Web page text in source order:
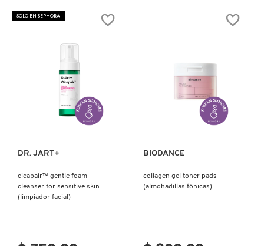
KÉRASTASE
KIEHL’S
KYLIE COSMETICS
SOLO EN SEPHORA
Ver más
DR. JART+
cicapair™ gentle foam
cleanser for sensitive skin
(limpiador facial)
Ver más
BIODANCE
collagen gel toner pads
(almohadillas tónicas)